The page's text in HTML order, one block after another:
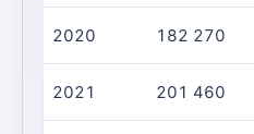
2020 182 270
2021 201 460